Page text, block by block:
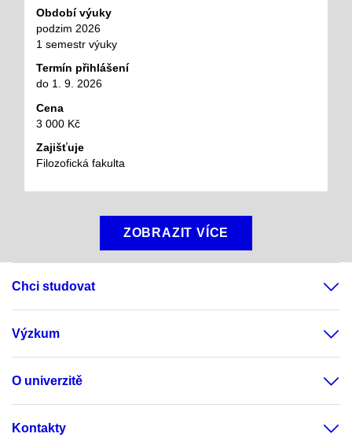
Období výuky
podzim 2026
1 semestr výuky
Termín přihlášení
do 1. 9. 2026
Cena
3 000 Kč
Zajišťuje
Filozofická fakulta
ZOBRAZIT VÍCE
Chci studovat
Výzkum
O univerzitě
Kontakty